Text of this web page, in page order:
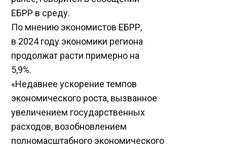
ЕБРР в среду.
По мнению экономистов ЕБРР,
в 2024 году экономики региона
продолжат расти примерно на
5,9%.
«Недавнее ускорение темпов
экономического роста, вызванное
увеличением государственных
расходов, возобновлением
полномасштабного экономического